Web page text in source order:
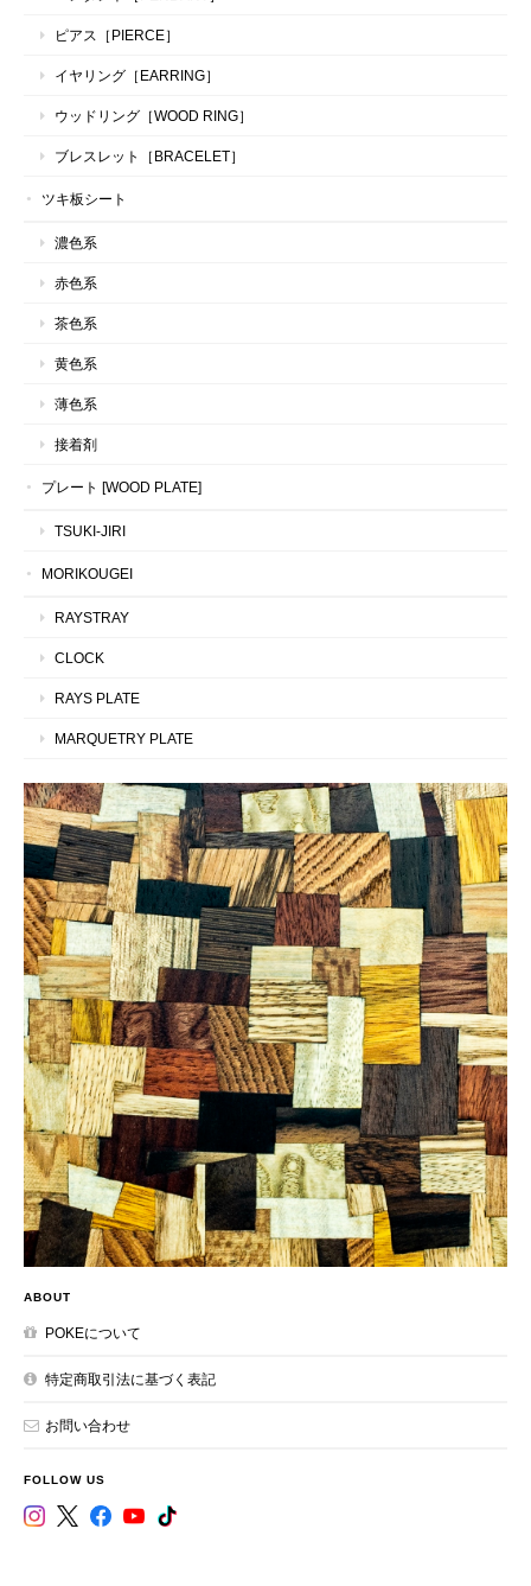
ピアス［PIERCE］
イヤリング［EARRING］
ウッドリング［WOOD RING］
ブレスレット［BRACELET］
ツキ板シート
濃色系
赤色系
茶色系
黄色系
薄色系
接着剤
プレート [WOOD PLATE]
TSUKI-JIRI
MORIKOUGEI
RAYSTRAY
CLOCK
RAYS PLATE
MARQUETRY PLATE
ABOUT
POKEについて
特定商取引法に基づく表記
お問い合わせ
FOLLOW US